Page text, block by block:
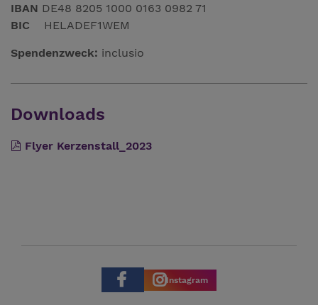
IBAN DE48 8205 1000 0163 0982 71
BIC HELADEF1WEM
Spendenzweck: inclusio
Downloads
Flyer Kerzenstall_2023
Instagram